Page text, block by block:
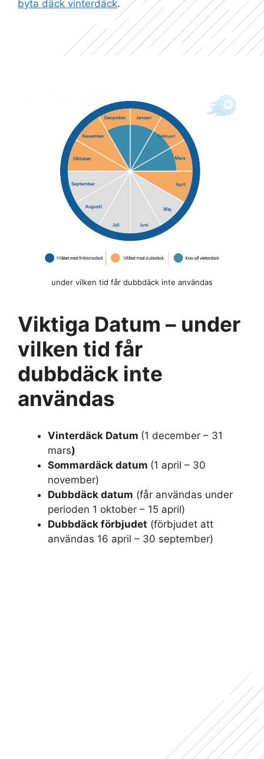
byta däck vinterdäck.
Viktiga Datum – under
vilken tid får
dubbdäck inte
användas
Vinterdäck Datum (1 december – 31
mars)
Sommardäck datum (1 april – 30
november)
Dubbdäck datum (får användas under
perioden 1 oktober – 15 april)
Dubbdäck förbjudet (förbjudet att
användas 16 april – 30 september)
under vilken tid får dubbdäck inte användas